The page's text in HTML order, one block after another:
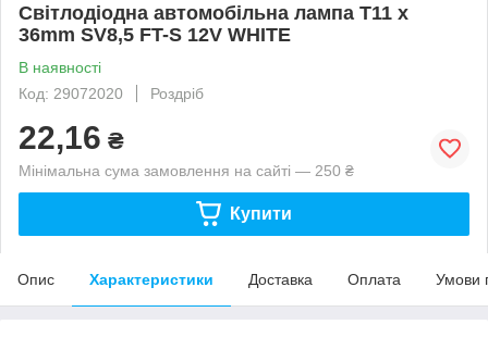
Світлодіодна автомобільна лампа T11 x
36mm SV8,5 FT-S 12V WHITE
В наявності
Код: 29072020
Роздріб
22,16 ₴
Мінімальна сума замовлення на сайті — 250 ₴
Купити
Опис Характеристики Доставка Оплата Умови